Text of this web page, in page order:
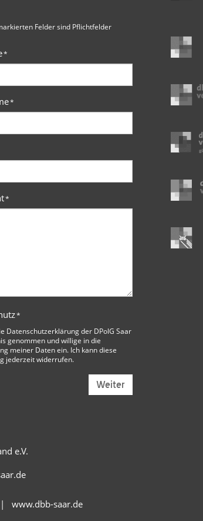
Felder sind Pflichtfelder
*
*
*
*
Datenschutzerklärung der DPolG Saar
genommen und willige in die
meiner Daten ein. Ich kann diese
jederzeit widerrufen.
Weiter
e.V.
www.dbb-saar.de